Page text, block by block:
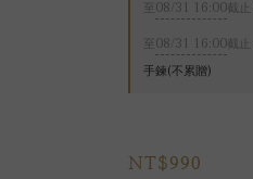
至08/31 16:00截止
至08/31 16:00截止
手鍊(不累贈)
NT$990